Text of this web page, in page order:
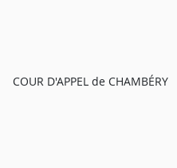
COUR D'APPEL de CHAMBÉRY